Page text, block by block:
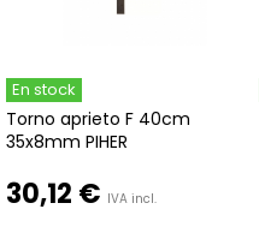
En stock
Torno aprieto F 40cm
35x8mm PIHER
30,12 € IVA incl.